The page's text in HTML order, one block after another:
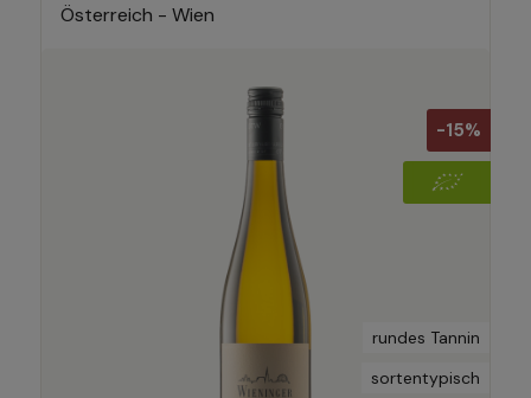
Österreich - Wien
-15%
rundes Tannin
sortentypisch